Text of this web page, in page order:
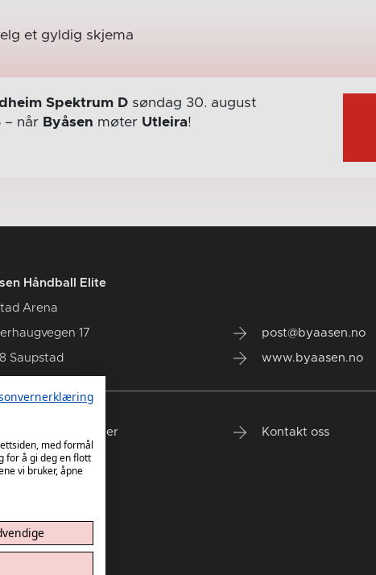
et gyldig skjema
Spektrum Dsøndag 30. august
– når Byåsen møter Utleira!
Håndball Elite
Arena
17
Saupstad
post@byaasen.no
www.byaasen.no
Kommende kamper Kontakt oss
med formål
for å gi deg en flott
vi bruker, åpne